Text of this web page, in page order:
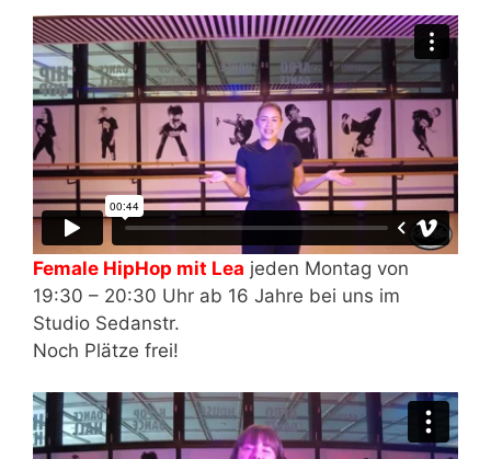
Female HipHop mit Lea jeden Montag von
19:30 – 20:30 Uhr ab 16 Jahre bei uns im
Studio Sedanstr.
Noch Plätze frei!